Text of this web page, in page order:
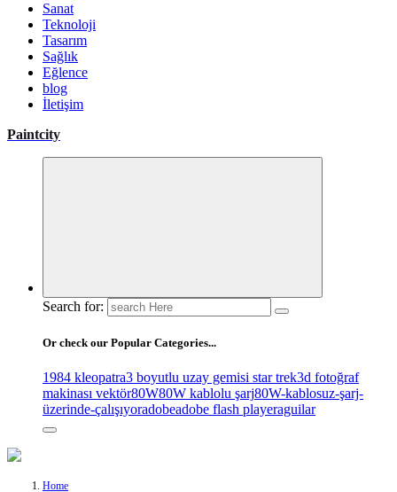
Sanat
Teknoloji
Tasarım
Sağlık
Eğlence
blog
İletişim
Paintcity
Search for:
Or check our Popular Categories...
1984 kleopatra3 boyutlu uzay gemisi star trek3d fotoğraf
makinası vektör80W80W kablolu şarj80W-kablosuz-şarj-
üzerinde-çalışıyoradobeadobe flash playeraguilar
Home